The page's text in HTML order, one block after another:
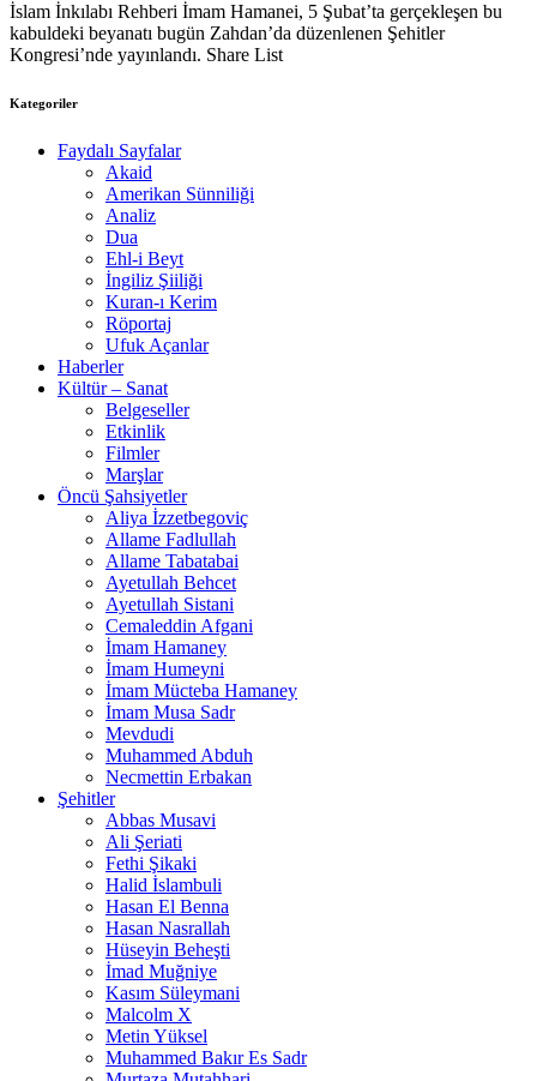
İslam İnkılabı Rehberi İmam Hamanei, 5 Şubat’ta gerçekleşen bu
kabuldeki beyanatı bugün Zahdan’da düzenlenen Şehitler
Kongresi’nde yayınlandı. Share List
Kategoriler
Faydalı Sayfalar
Akaid
Amerikan Sünniliği
Analiz
Dua
Ehl-i Beyt
İngiliz Şiiliği
Kuran-ı Kerim
Röportaj
Ufuk Açanlar
Haberler
Kültür – Sanat
Belgeseller
Etkinlik
Filmler
Marşlar
Öncü Şahsiyetler
Aliya İzzetbegoviç
Allame Fadlullah
Allame Tabatabai
Ayetullah Behcet
Ayetullah Sistani
Cemaleddin Afgani
İmam Hamaney
İmam Humeyni
İmam Mücteba Hamaney
İmam Musa Sadr
Mevdudi
Muhammed Abduh
Necmettin Erbakan
Şehitler
Abbas Musavi
Ali Şeriati
Fethi Şikaki
Halid İslambuli
Hasan El Benna
Hasan Nasrallah
Hüseyin Beheşti
İmad Muğniye
Kasım Süleymani
Malcolm X
Metin Yüksel
Muhammed Bakır Es Sadr